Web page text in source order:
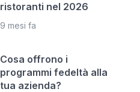
ristoranti nel 2026
9 mesi fa
Cosa offrono i
programmi fedeltà alla
tua azienda?